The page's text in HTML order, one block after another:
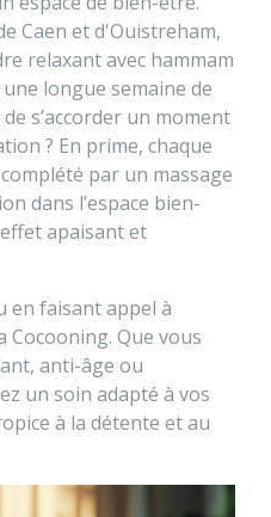
Caen et d'Ouistreham,
relaxant avec hammam
longue semaine de
s’accorder un moment
? En prime, chaque
par un massage
dans l’espace bien-
apaisant et
en faisant appel à
Cocooning. Que vous
anti-âge ou
un soin adapté à vos
à la détente et au